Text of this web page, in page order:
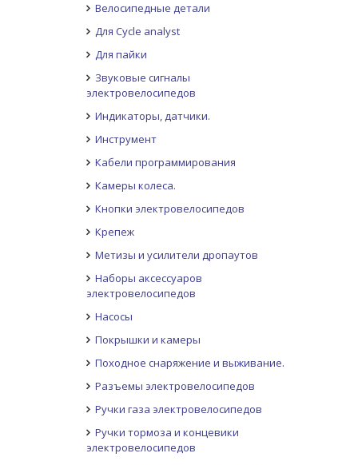
Велосипедные детали
Для Cycle analyst
Для пайки
Звуковые сигналы
электровелосипедов
Индикаторы, датчики.
Инструмент
Кабели программирования
Камеры колеса.
Кнопки электровелосипедов
Крепеж
Метизы и усилители дропаутов
Наборы аксессуаров
электровелосипедов
Насосы
Покрышки и камеры
Походное снаряжение и выживание.
Разъемы электровелосипедов
Ручки газа электровелосипедов
Ручки тормоза и концевики
электровелосипедов